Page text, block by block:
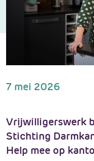
7 mei 2026
Vrijwilligerswerk
Stichting
Help mee op